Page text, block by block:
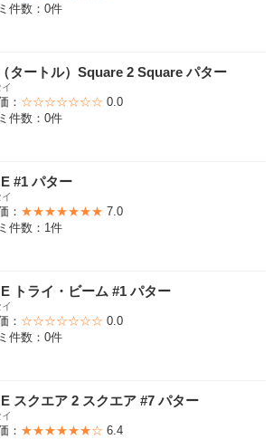
件数：0件
タートル）Square 2 Square パター
： ☆☆☆☆☆☆☆ 0.0
件数：0件
#1 パター
： ★★★★★★★ 7.0
件数：1件
トライ・ビーム #1 パター
： ☆☆☆☆☆☆☆ 0.0
件数：0件
スクエア 2 スクエア #7 パター
： ★★★★★★☆ 6.4